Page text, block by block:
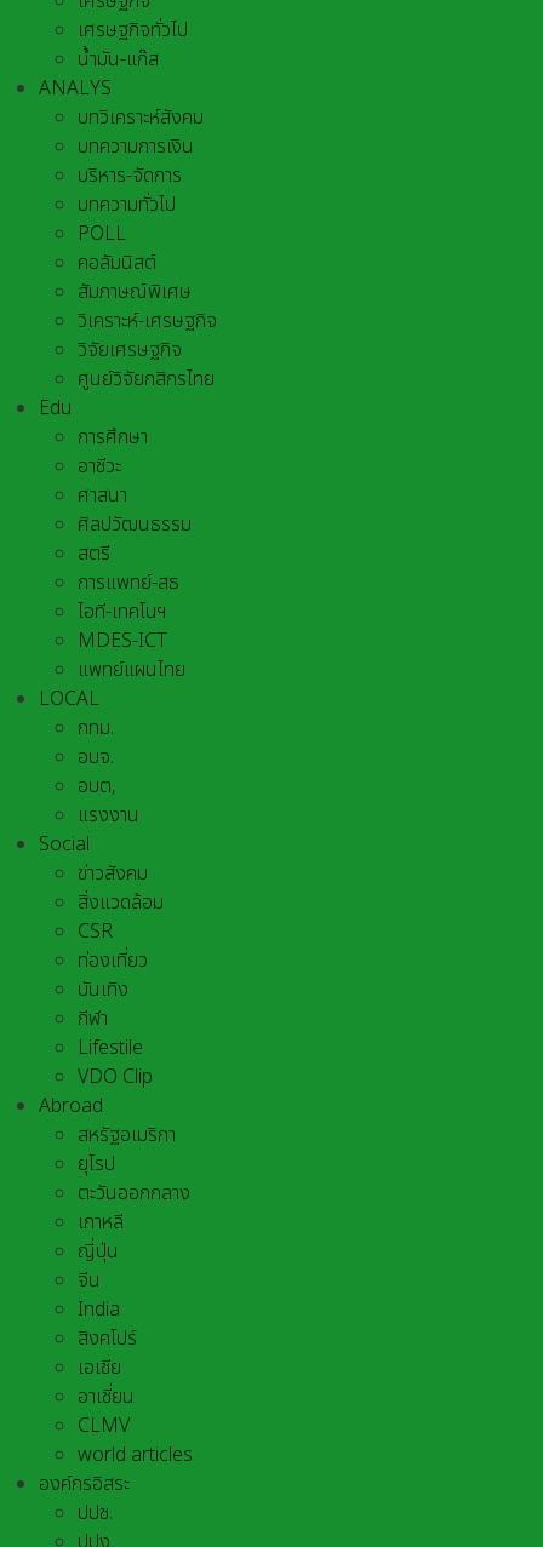
เศรษฐกิจทั่วไป
น้ำมัน-แก๊ส
ANALYS
บทวิเคราะห์สังคม
บทความการเงิน
บริหาร-จัดการ
บทความทั่วไป
POLL
คอลัมนิสต์
สัมภาษณ์พิเศษ
วิเคราะห์-เศรษฐกิจ
วิจัยเศรษฐกิจ
ศูนย์วิจัยกสิกรไทย
Edu
การศึกษา
อาชีวะ
ศาสนา
ศิลปวัฒนธรรม
สตรี
การแพทย์-สธ
ไอที-เทคโนฯ
MDES-ICT
แพทย์แผนไทย
LOCAL
กทม.
อบจ.
อบต,
แรงงาน
Social
ข่าวสังคม
สิ่งแวดล้อม
CSR
ท่องเที่ยว
บันเทิง
กีฬา
Lifestile
VDO Clip
Abroad
สหรัฐอเมริกา
ยุโรป
ตะวันออกกลาง
เกาหลี
ญี่ปุ่น
จีน
India
สิงคโปร์
เอเชีย
อาเชี่ยน
CLMV
world articles
องค์กรอิสระ
ปปช.